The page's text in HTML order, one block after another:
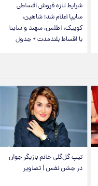
شرایط تازه فروش اقساطی
سایپا اعلام شد؛ شاهین،
کوییک، اطلس، سهند و ساینا
با اقساط بلندمدت + جدول
تیپ گل‌گلی خانم بازیگر جوان
در جشن نفس | تصاویر